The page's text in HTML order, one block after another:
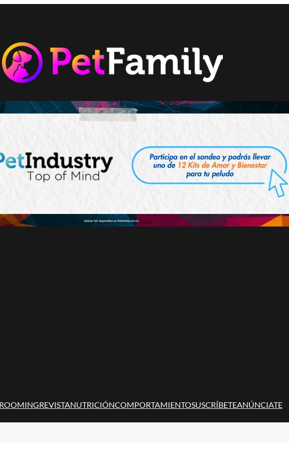
REVISTANUTRICIÓNCOMPORTAMIENTOSUSCRÍBETEANÚNCIATE